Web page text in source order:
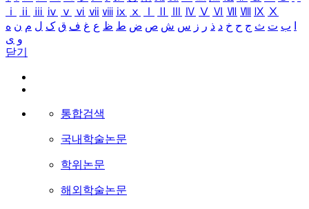
ⅰ
ⅱ ⅲ ⅳ ⅴ ⅵ ⅶ ⅷ ⅸ ⅹ Ⅳ Ⅴ Ⅵ Ⅶ Ⅷ Ⅸ Ⅹ
ب ت ث ج ح خ د ذ ر ز س ش ص ض ط ظ ع غ ف ق ک ل م ن ه
و ی
닫기
통합검색
국내학술논문
학위논문
해외학술논문